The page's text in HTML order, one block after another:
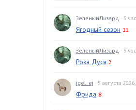
ЗеленыйЛизард · 3
Ягодный сезон 11
ЗеленыйЛизард · 3
Роза Дуся 2
igel_ej · 5 августа
Фрида 8